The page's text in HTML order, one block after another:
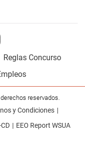
Reglas Concurso
reservados.
y Condiciones
EEO Report WSUA